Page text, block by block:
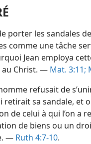
porter les sandales
comme une tâche
Jean employa
Christ. — Mat. 3:11;
refusait de
retirait sa sandale, et
de celui à qui l’on a
de biens ou un
— Ruth 4:7-10.